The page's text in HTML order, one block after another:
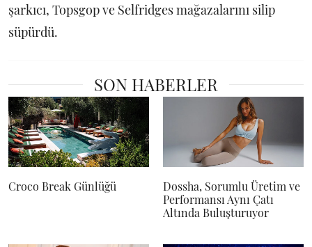
şarkıcı, Topsgop ve Selfridges mağazalarını silip
süpürdü.
SON HABERLER
Croco Break Günlüğü
Dossha, Sorumlu Üretim ve
Performansı Aynı Çatı
Altında Buluşturuyor